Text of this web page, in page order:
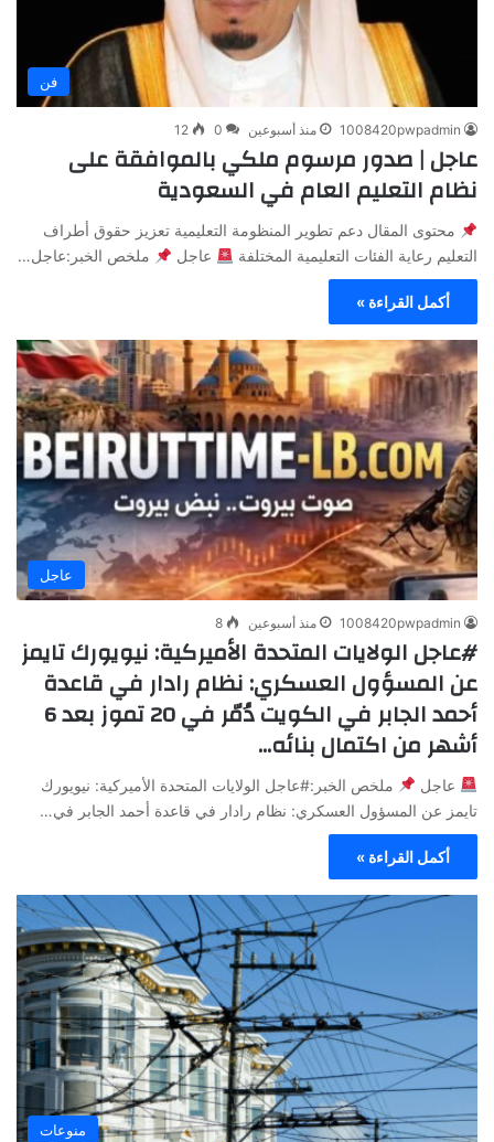
فن
1008420pwpadmin منذ أسبوعين 0
12
عاجل | صدور مرسوم ملكي بالموافقة على
نظام التعليم العام في السعودية
محتوى المقال دعم تطوير المنظومة التعليمية تعزيز حقوق أطراف
التعليم رعاية الفئات التعليمية المختلفة
عاجل ملخص الخبر:عاجل…
أكمل القراءة »
عاجل
1008420pwpadmin منذ أسبوعين 8
#عاجل الولايات المتحدة الأميركية: نيويورك تايمز
عن المسؤول العسكري: نظام رادار في قاعدة
أحمد الجابر في الكويت دُمّر في 20 تموز بعد 6
أشهر من اكتمال بنائه…
عاجل
ملخص الخبر:#عاجل الولايات المتحدة الأميركية: نيويورك
تايمز عن المسؤول العسكري: نظام رادار في قاعدة أحمد الجابر في…
أكمل القراءة »
منوعات